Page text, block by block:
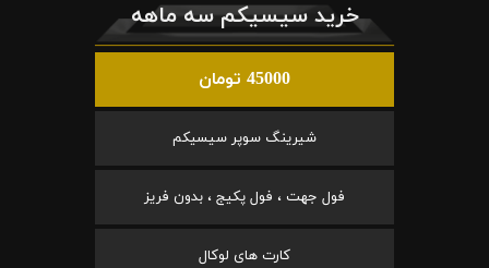
خرید سیسیکم سه ماهه
45000 تومان
شیرینگ سوپر سیسیکم
فول جهت ، فول پکیج ، بدون فریز
کارت های لوکال